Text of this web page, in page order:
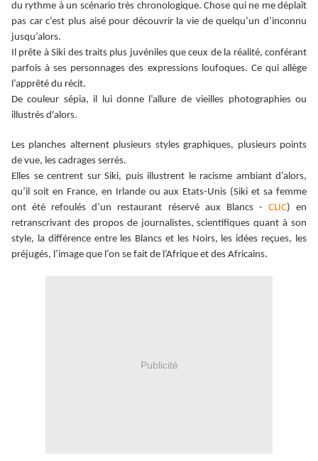
du rythme à un scénario très chronologique. Chose qui ne me déplaît
pas car c’est plus aisé pour découvrir la vie de quelqu’un d’inconnu
jusqu’alors.
Il prête à Siki des traits plus juvéniles que ceux de la réalité, conférant
parfois à ses personnages des expressions loufoques. Ce qui allège
l’apprêté du récit.
De couleur sépia, il lui donne l’allure de vieilles photographies ou
illustrés d'alors.
Les planches alternent plusieurs styles graphiques, plusieurs points
de vue, les cadrages serrés.
Elles se centrent sur Siki, puis illustrent le racisme ambiant d’alors,
qu’il soit en France, en Irlande ou aux Etats-Unis (Siki et sa femme
ont été refoulés d’un restaurant réservé aux Blancs - CLIC) en
retranscrivant des propos de journalistes, scientifiques quant à son
style, la différence entre les Blancs et les Noirs, les idées reçues, les
préjugés, l’image que l’on se fait de l’Afrique et des Africains.
Publicité